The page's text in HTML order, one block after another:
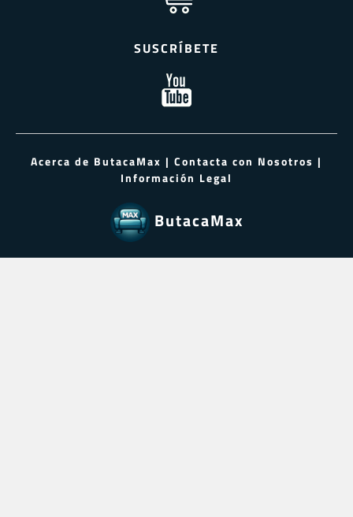
SUSCRÍBETE
Acerca de ButacaMax | Contacta con Nosotros |
Información Legal
ButacaMax